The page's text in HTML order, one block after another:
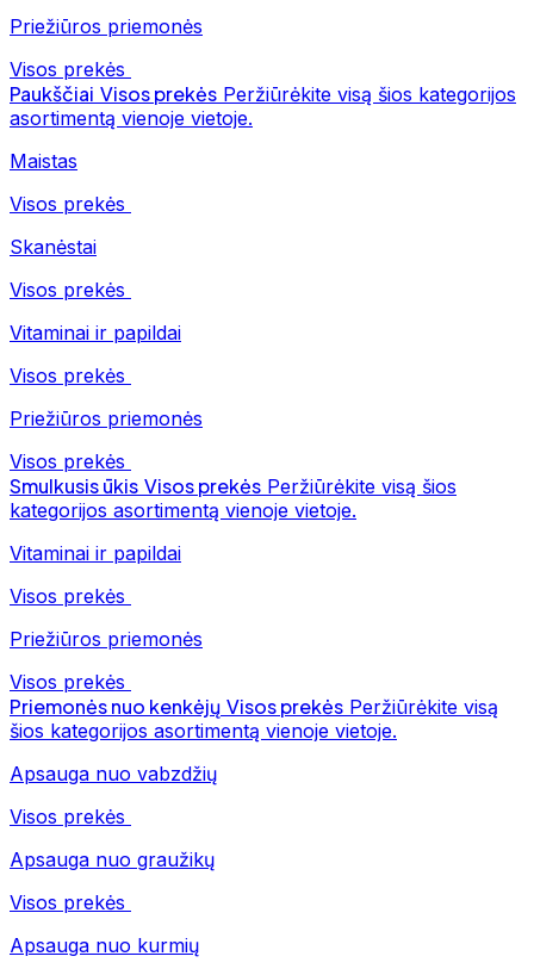
Priežiūros priemonės
Visos prekės
Paukščiai Visos prekės Peržiūrėkite visą šios kategorijos
asortimentą vienoje vietoje.
Maistas
Visos prekės
Skanėstai
Visos prekės
Vitaminai ir papildai
Visos prekės
Priežiūros priemonės
Visos prekės
Smulkusis ūkis Visos prekės Peržiūrėkite visą šios
kategorijos asortimentą vienoje vietoje.
Vitaminai ir papildai
Visos prekės
Priežiūros priemonės
Visos prekės
Priemonės nuo kenkėjų Visos prekės Peržiūrėkite visą
šios kategorijos asortimentą vienoje vietoje.
Apsauga nuo vabzdžių
Visos prekės
Apsauga nuo graužikų
Visos prekės
Apsauga nuo kurmių